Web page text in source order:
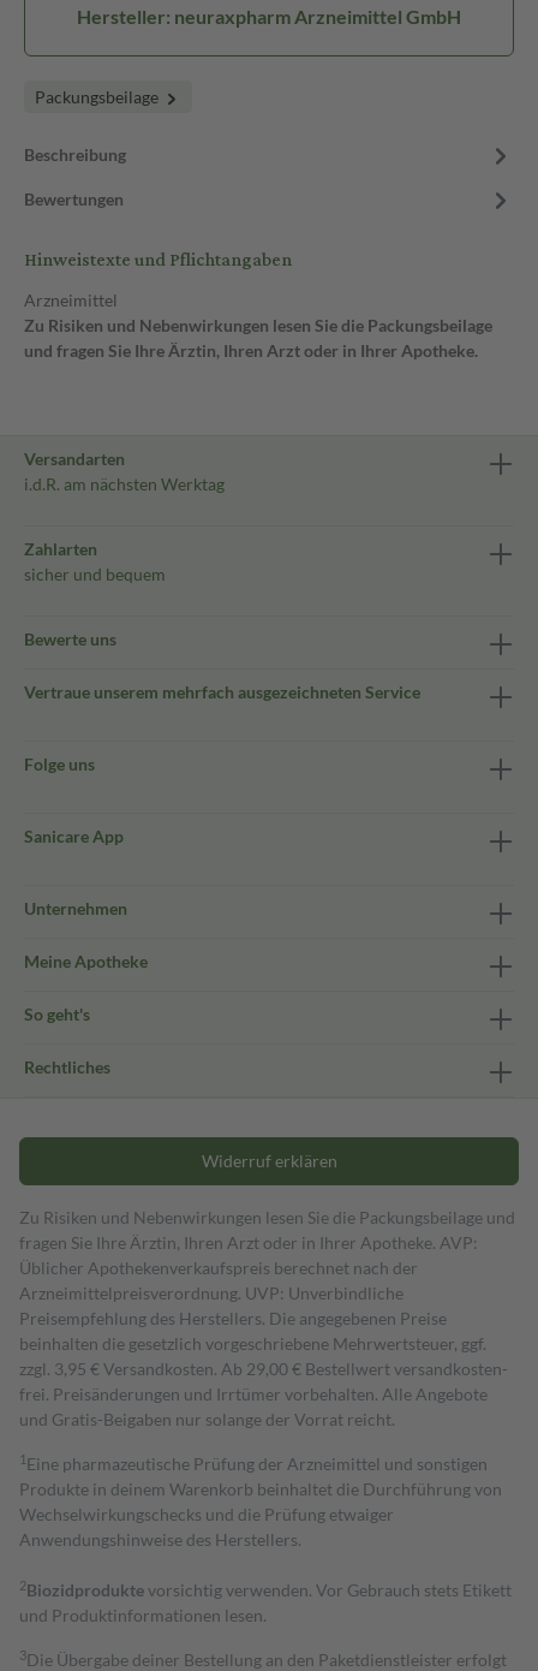
Hersteller: neuraxpharm Arzneimittel GmbH
Packungsbeilage
Beschreibung
Bewertungen
Hinweistexte und Pflichtangaben
Arzneimittel
Zu Risiken und Nebenwirkungen lesen Sie die Packungsbeilage
und fragen Sie Ihre Ärztin, Ihren Arzt oder in Ihrer Apotheke.
Versandarten
i.d.R. am nächsten Werktag
Zahlarten
sicher und bequem
Bewerte uns
Vertraue unserem mehrfach ausgezeichneten Service
Folge uns
Sanicare App
Unternehmen
Meine Apotheke
So geht's
Rechtliches
Widerruf erklären
Zu Risiken und Nebenwirkungen lesen Sie die Packungsbeilage und
fragen Sie Ihre Ärztin, Ihren Arzt oder in Ihrer Apotheke. AVP:
Üblicher Apothekenverkaufspreis berechnet nach der
Arzneimittelpreisverordnung. UVP: Unverbindliche
Preisempfehlung des Herstellers. Die angegebenen Preise
beinhalten die gesetzlich vorgeschriebene Mehrwertsteuer, ggf.
zzgl. 3,95 € Versandkosten. Ab 29,00 € Bestell­wert versand­kosten­
frei. Preisänderungen und Irrtümer vorbehalten. Alle Angebote
und Gratis-Beigaben nur solange der Vorrat reicht.
1 Eine pharmazeutische Prüfung der Arzneimittel und sonstigen
Produkte in deinem Warenkorb beinhaltet die Durchführung von
Wechselwirkungschecks und die Prüfung etwaiger
Anwendungshinweise des Herstellers.
2Biozidproduktevorsichtig verwenden. Vor Gebrauch stets Etikett
und Produktinformationen lesen.
3Die Übergabe deiner Bestellung an den Paketdienstleister erfolgt